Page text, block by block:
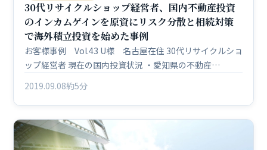
30代リサイクルショップ経営者、国内不動産投資
のインカムゲインを原資にリスク分散と相続対策
で海外積立投資を始めた事例
お客様事例 Vol.43 U様 名古屋在住 30代リサイクルショ
ップ経営者 現在の国内投資状況 ・愛知県の不動産…
2019.09.08約5分